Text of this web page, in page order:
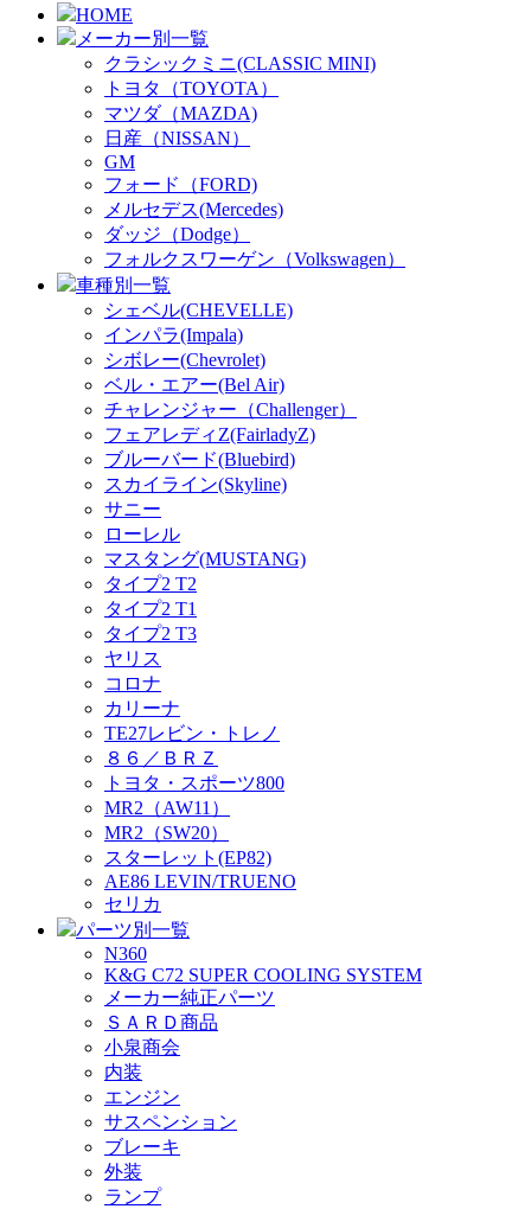
HOME
メーカー別一覧
クラシックミニ(CLASSIC MINI)
トヨタ（TOYOTA）
マツダ（MAZDA)
日産（NISSAN）
GM
フォード（FORD)
メルセデス(Mercedes)
ダッジ（Dodge）
フォルクスワーゲン（Volkswagen）
車種別一覧
シェベル(CHEVELLE)
インパラ(Impala)
シボレー(Chevrolet)
ベル・エアー(Bel Air)
チャレンジャー（Challenger）
フェアレディZ(FairladyZ)
ブルーバード(Bluebird)
スカイライン(Skyline)
サニー
ローレル
マスタング(MUSTANG)
タイプ2 T2
タイプ2 T1
タイプ2 T3
ヤリス
コロナ
カリーナ
TE27レビン・トレノ
８６／ＢＲＺ
トヨタ・スポーツ800
MR2（AW11）
MR2（SW20）
スターレット(EP82)
AE86 LEVIN/TRUENO
セリカ
パーツ別一覧
N360
K&G C72 SUPER COOLING SYSTEM
メーカー純正パーツ
ＳＡＲＤ商品
小泉商会
内装
エンジン
サスペンション
ブレーキ
外装
ランプ